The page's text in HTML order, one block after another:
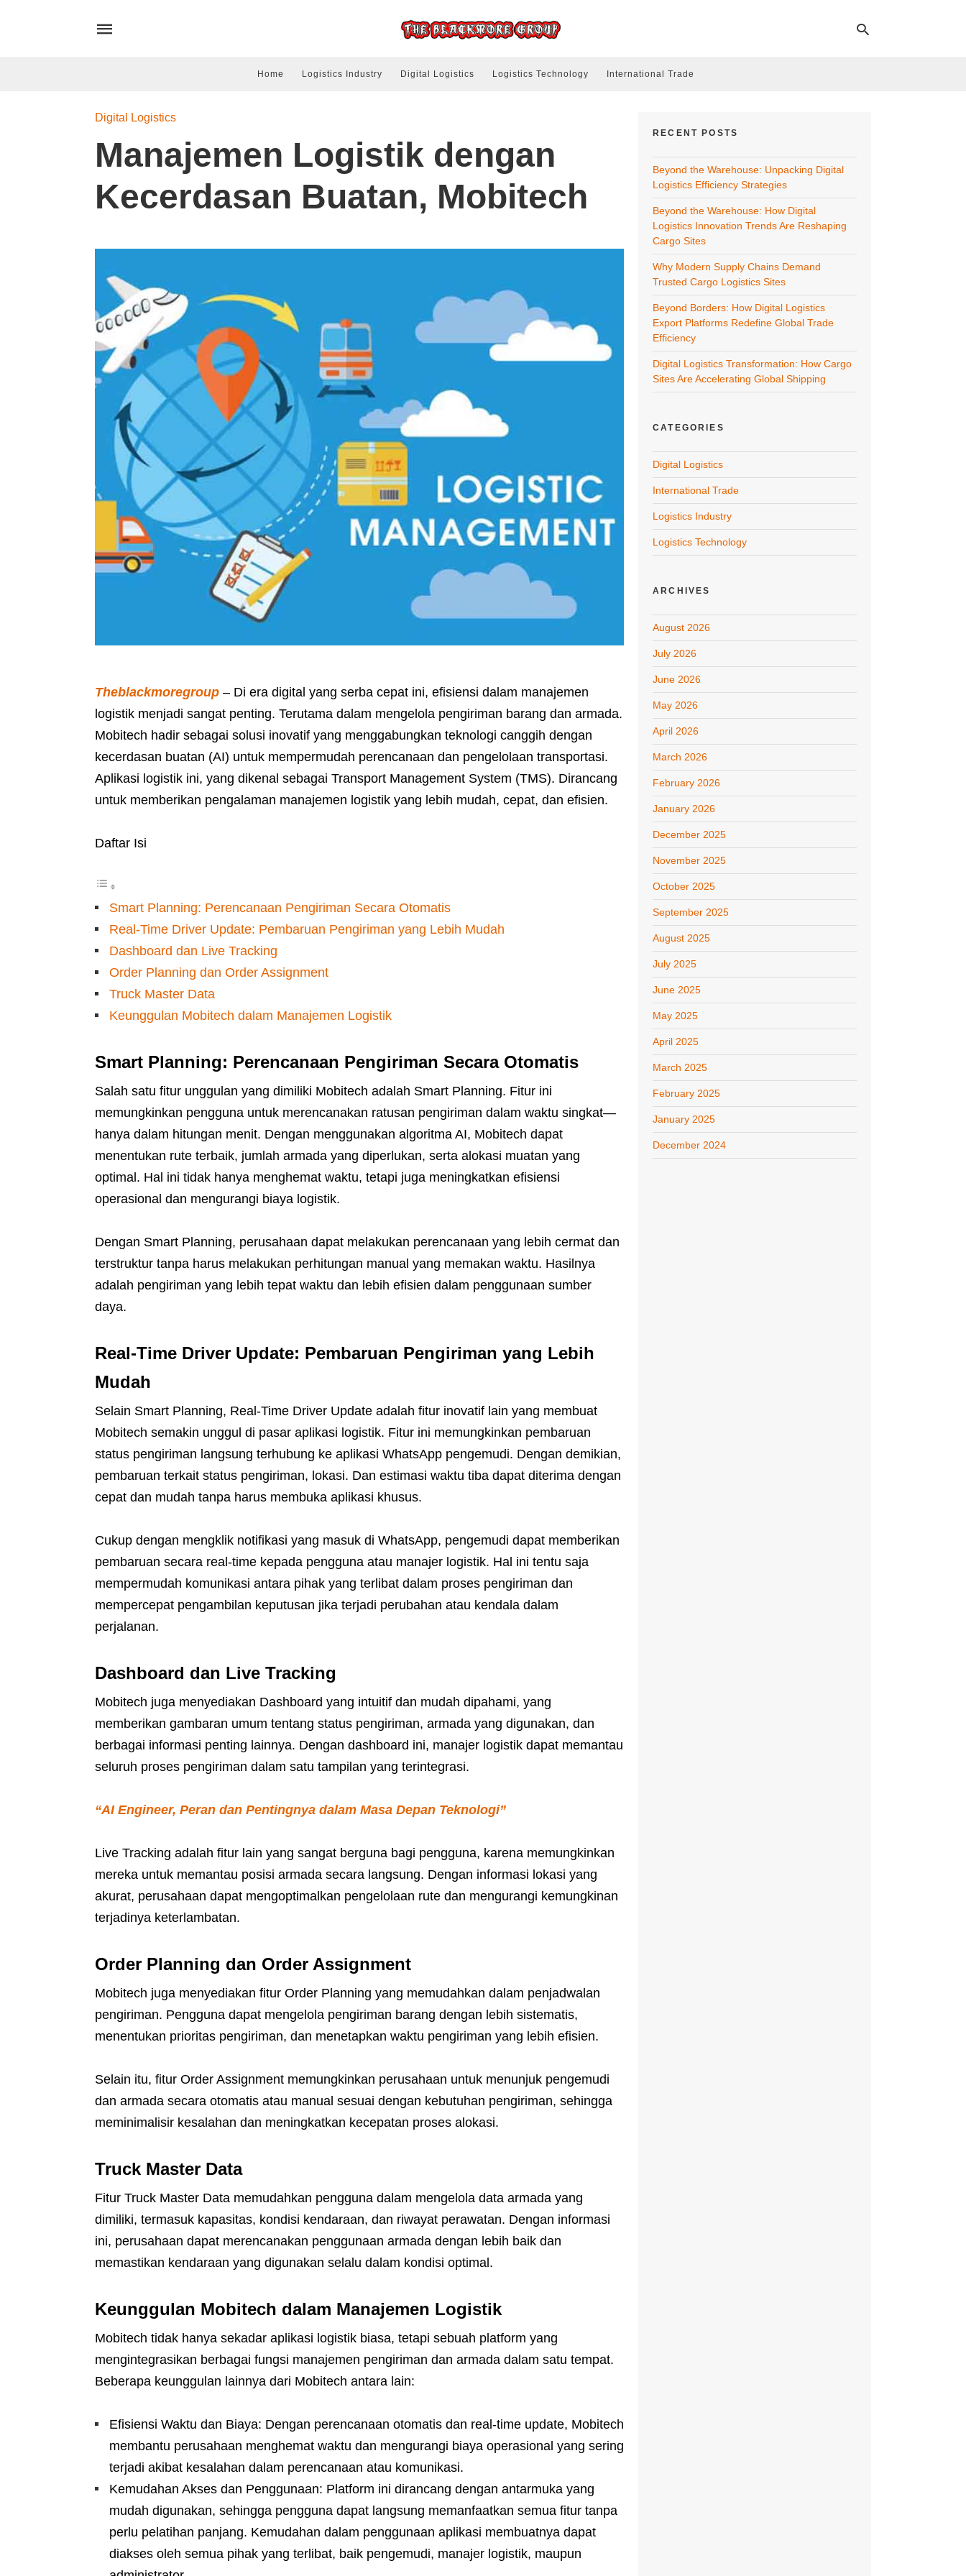
Home Logistics Industry Digital Logistics Logistics Technology International Trade
Digital Logistics
Manajemen Logistik dengan
Kecerdasan Buatan, Mobitech
Theblackmoregroup – Di era digital yang serba cepat ini, efisiensi dalam manajemen
logistik menjadi sangat penting. Terutama dalam mengelola pengiriman barang dan armada.
Mobitech hadir sebagai solusi inovatif yang menggabungkan teknologi canggih dengan
kecerdasan buatan (AI) untuk mempermudah perencanaan dan pengelolaan transportasi.
Aplikasi logistik ini, yang dikenal sebagai Transport Management System (TMS). Dirancang
untuk memberikan pengalaman manajemen logistik yang lebih mudah, cepat, dan efisien.
Daftar Isi
Smart Planning: Perencanaan Pengiriman Secara Otomatis
Real-Time Driver Update: Pembaruan Pengiriman yang Lebih Mudah
Dashboard dan Live Tracking
Order Planning dan Order Assignment
Truck Master Data
Keunggulan Mobitech dalam Manajemen Logistik
Smart Planning: Perencanaan Pengiriman Secara Otomatis
Salah satu fitur unggulan yang dimiliki Mobitech adalah Smart Planning. Fitur ini
memungkinkan pengguna untuk merencanakan ratusan pengiriman dalam waktu singkat—
hanya dalam hitungan menit. Dengan menggunakan algoritma AI, Mobitech dapat
menentukan rute terbaik, jumlah armada yang diperlukan, serta alokasi muatan yang
optimal. Hal ini tidak hanya menghemat waktu, tetapi juga meningkatkan efisiensi
operasional dan mengurangi biaya logistik.
Dengan Smart Planning, perusahaan dapat melakukan perencanaan yang lebih cermat dan
terstruktur tanpa harus melakukan perhitungan manual yang memakan waktu. Hasilnya
adalah pengiriman yang lebih tepat waktu dan lebih efisien dalam penggunaan sumber
daya.
Real-Time Driver Update: Pembaruan Pengiriman yang Lebih
Mudah
Selain Smart Planning, Real-Time Driver Update adalah fitur inovatif lain yang membuat
Mobitech semakin unggul di pasar aplikasi logistik. Fitur ini memungkinkan pembaruan
status pengiriman langsung terhubung ke aplikasi WhatsApp pengemudi. Dengan demikian,
pembaruan terkait status pengiriman, lokasi. Dan estimasi waktu tiba dapat diterima dengan
cepat dan mudah tanpa harus membuka aplikasi khusus.
Cukup dengan mengklik notifikasi yang masuk di WhatsApp, pengemudi dapat memberikan
pembaruan secara real-time kepada pengguna atau manajer logistik. Hal ini tentu saja
mempermudah komunikasi antara pihak yang terlibat dalam proses pengiriman dan
mempercepat pengambilan keputusan jika terjadi perubahan atau kendala dalam
perjalanan.
Dashboard dan Live Tracking
Mobitech juga menyediakan Dashboard yang intuitif dan mudah dipahami, yang
memberikan gambaran umum tentang status pengiriman, armada yang digunakan, dan
berbagai informasi penting lainnya. Dengan dashboard ini, manajer logistik dapat memantau
seluruh proses pengiriman dalam satu tampilan yang terintegrasi.
“AI Engineer, Peran dan Pentingnya dalam Masa Depan Teknologi”
Live Tracking adalah fitur lain yang sangat berguna bagi pengguna, karena memungkinkan
mereka untuk memantau posisi armada secara langsung. Dengan informasi lokasi yang
akurat, perusahaan dapat mengoptimalkan pengelolaan rute dan mengurangi kemungkinan
terjadinya keterlambatan.
Order Planning dan Order Assignment
Mobitech juga menyediakan fitur Order Planning yang memudahkan dalam penjadwalan
pengiriman. Pengguna dapat mengelola pengiriman barang dengan lebih sistematis,
menentukan prioritas pengiriman, dan menetapkan waktu pengiriman yang lebih efisien.
Selain itu, fitur Order Assignment memungkinkan perusahaan untuk menunjuk pengemudi
dan armada secara otomatis atau manual sesuai dengan kebutuhan pengiriman, sehingga
meminimalisir kesalahan dan meningkatkan kecepatan proses alokasi.
Truck Master Data
Fitur Truck Master Data memudahkan pengguna dalam mengelola data armada yang
dimiliki, termasuk kapasitas, kondisi kendaraan, dan riwayat perawatan. Dengan informasi
ini, perusahaan dapat merencanakan penggunaan armada dengan lebih baik dan
memastikan kendaraan yang digunakan selalu dalam kondisi optimal.
Keunggulan Mobitech dalam Manajemen Logistik
Mobitech tidak hanya sekadar aplikasi logistik biasa, tetapi sebuah platform yang
mengintegrasikan berbagai fungsi manajemen pengiriman dan armada dalam satu tempat.
Beberapa keunggulan lainnya dari Mobitech antara lain:
Efisiensi Waktu dan Biaya: Dengan perencanaan otomatis dan real-time update, Mobitech
membantu perusahaan menghemat waktu dan mengurangi biaya operasional yang sering
terjadi akibat kesalahan dalam perencanaan atau komunikasi.
Kemudahan Akses dan Penggunaan: Platform ini dirancang dengan antarmuka yang
mudah digunakan, sehingga pengguna dapat langsung memanfaatkan semua fitur tanpa
perlu pelatihan panjang. Kemudahan dalam penggunaan aplikasi membuatnya dapat
diakses oleh semua pihak yang terlibat, baik pengemudi, manajer logistik, maupun
RECENT POSTS
Beyond the Warehouse: Unpacking Digital
Logistics Efficiency Strategies
Beyond the Warehouse: How Digital
Logistics Innovation Trends Are Reshaping
Cargo Sites
Why Modern Supply Chains Demand
Trusted Cargo Logistics Sites
Beyond Borders: How Digital Logistics
Export Platforms Redefine Global Trade
Efficiency
Digital Logistics Transformation: How Cargo
Sites Are Accelerating Global Shipping
CATEGORIES
Digital Logistics
International Trade
Logistics Industry
Logistics Technology
ARCHIVES
August 2026
July 2026
June 2026
May 2026
April 2026
March 2026
February 2026
January 2026
December 2025
November 2025
October 2025
September 2025
August 2025
July 2025
June 2025
May 2025
April 2025
March 2025
February 2025
January 2025
December 2024